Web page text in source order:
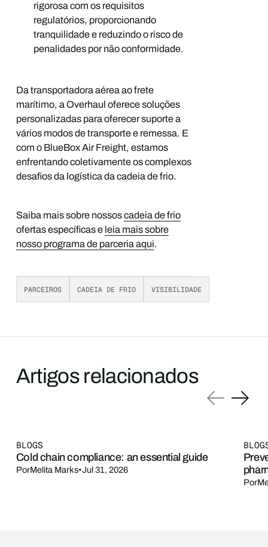
rigorosa com os requisitos
regulatórios, proporcionando
tranquilidade e reduzindo o risco de
penalidades por não conformidade.
Da transportadora aérea ao frete
marítimo, a Overhaul oferece soluções
personalizadas para oferecer suporte a
vários modos de transporte e remessa. E
com o BlueBox Air Freight, estamos
enfrentando coletivamente os complexos
desafios da logística da cadeia de frio.
Saiba mais sobre nossoscadeia de frio
ofertas específicas e leia mais sobre
nosso programa de parceria aqui.
PARCEIROS CADEIA DE FRIO VISIBILIDADE
Artigos relacionados
BLOGS
Cold chain compliance: an essential guide
PorMelita Marks•Jul 31, 2026
Por